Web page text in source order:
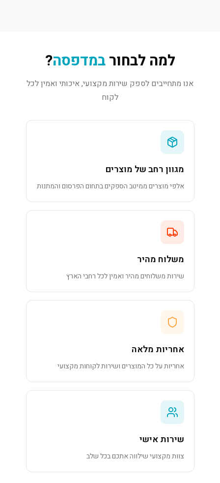
למה לבחורבמדפסה?
אנו מתחייבים לספק שירות מקצועי, איכותי ואמין לכל
לקוח
מגוון רחב של מוצרים
אלפי מוצרים ממיטב הספקים בתחום הפרסום והמתנות
משלוח מהיר
שירות משלוחים מהיר ואמין לכל רחבי הארץ
אחריות מלאה
אחריות על כל המוצרים ושירות לקוחות מקצועי
שירות אישי
צוות מקצועי שילווה אתכם בכל שלב